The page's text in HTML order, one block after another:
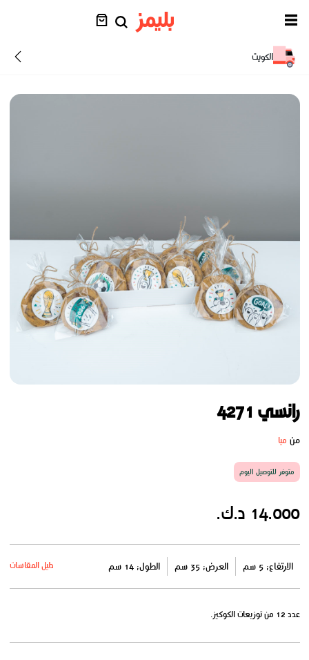
الكويت
رانسي 4271
من ميا
متوفر للتوصيل اليوم
14.000 د.ك.
الارتفاع: 5 سم العرض: 35 سم الطول: 14 سم دليل المقاسات
عدد 12 من توزيعات الكوكيز.